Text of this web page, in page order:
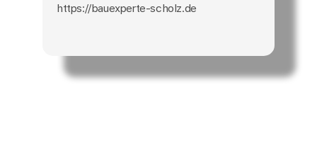
https://bauexperte-scholz.de